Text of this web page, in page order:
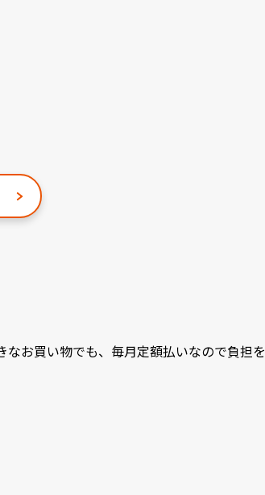
お買い物でも、毎月定額払いなので負担を